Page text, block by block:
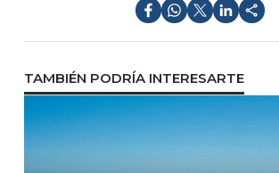
TAMBIÉN PODRÍA INTERESARTE